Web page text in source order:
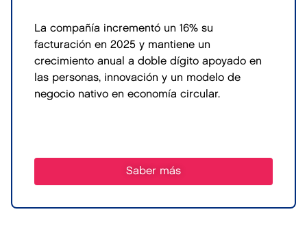
La compañía incrementó un 16% su
facturación en 2025 y mantiene un
crecimiento anual a doble dígito apoyado en
las personas, innovación y un modelo de
negocio nativo en economía circular.
Saber más